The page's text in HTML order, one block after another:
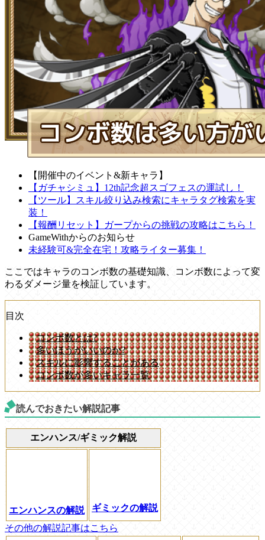
【開催中のイベント&新キャラ】
【ガチャシミュ】12th記念超スゴフェスの運試し！
【ツール】スキル絞り込み検索にキャラタグ検索を実
装！
【報酬リセット】ガープからの挑戦の攻略はこちら！
GameWithからのお知らせ
未経験可&完全在宅！攻略ライター募集！
ここではキャラのコンボ数の基礎知識、コンボ数によって変
わるダメージ量を検証しています。
目次
コンボ数とは?
多いほうがいいのか?
スキルに影響することがある
コンボ数が多いキャラ一覧
読んでおきたい解説記事
エンハンス/ギミック解説
エンハンスの解説
ギミックの解説
その他の解説記事はこちら